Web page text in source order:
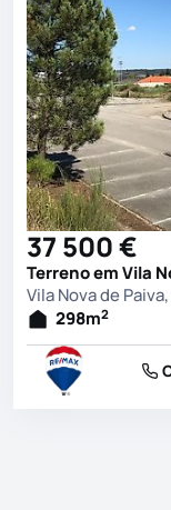
37 500 €
Vila Nova de
298m2